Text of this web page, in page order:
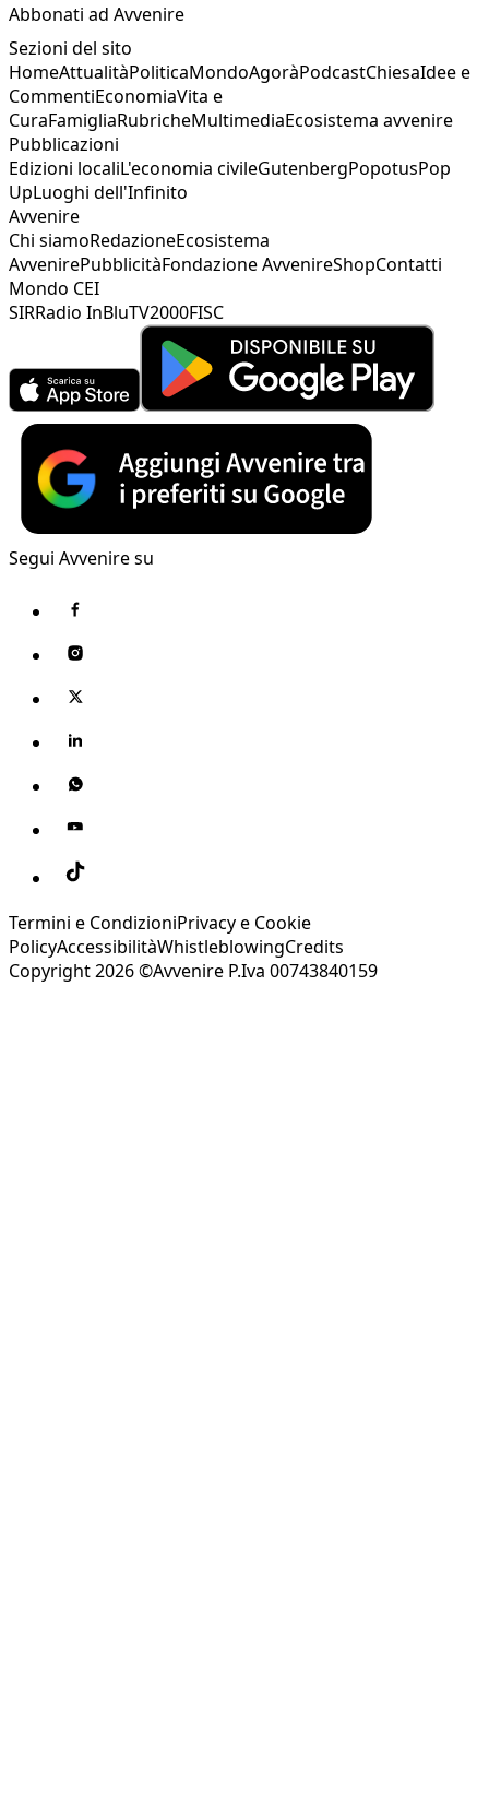
Abbonati ad Avvenire
Sezioni del sito
HomeAttualitàPoliticaMondoAgoràPodcastChiesaIdee e
CommentiEconomiaVita e
CuraFamigliaRubricheMultimediaEcosistema avvenire
Pubblicazioni
Edizioni localiL'economia civileGutenbergPopotusPop
UpLuoghi dell'Infinito
Avvenire
Chi siamoRedazioneEcosistema
AvvenirePubblicitàFondazione AvvenireShopContatti
Mondo CEI
SIRRadio InBluTV2000FISC
Segui Avvenire su
Termini e CondizioniPrivacy e Cookie
PolicyAccessibilitàWhistleblowingCredits
Copyright 2026 ©Avvenire P.Iva 00743840159